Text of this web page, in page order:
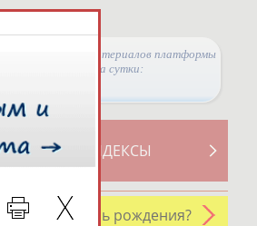
Просмотры материалов платформы
за сутки:
СВОДНЫЕ ИНДЕКСЫ
сегодня день рождения?